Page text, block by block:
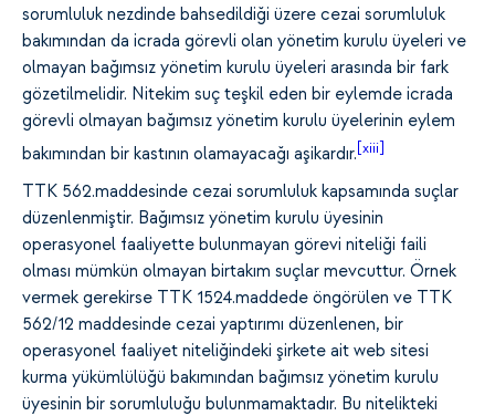
sorumluluk nezdinde bahsedildiği üzere cezai sorumluluk
bakımından da icrada görevli olan yönetim kurulu üyeleri ve
olmayan bağımsız yönetim kurulu üyeleri arasında bir fark
gözetilmelidir. Nitekim suç teşkil eden bir eylemde icrada
görevli olmayan bağımsız yönetim kurulu üyelerinin eylem
bakımından bir kastının olamayacağı aşikardır.[xiii]
TTK 562.maddesinde cezai sorumluluk kapsamında suçlar
düzenlenmiştir. Bağımsız yönetim kurulu üyesinin
operasyonel faaliyette bulunmayan görevi niteliği faili
olması mümkün olmayan birtakım suçlar mevcuttur. Örnek
vermek gerekirse TTK 1524.maddede öngörülen ve TTK
562/12 maddesinde cezai yaptırımı düzenlenen, bir
operasyonel faaliyet niteliğindeki şirkete ait web sitesi
kurma yükümlülüğü bakımından bağımsız yönetim kurulu
üyesinin bir sorumluluğu bulunmamaktadır. Bu nitelikteki